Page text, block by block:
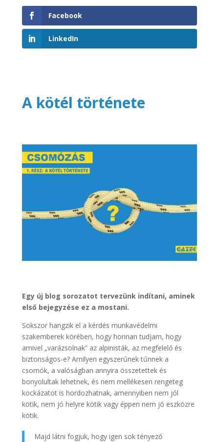
Facebook
LinkedIn
A kötél története
Egy új blog sorozatot tervezünk indítani, aminek
első bejegyzése ez a mostani.
Sokszor hangzik el a kérdés munkavédelmi
szakemberek körében, hogy honnan tudjam, hogy
amivel „varázsolnak” az alpinisták, az megfelelő és
biztonságos-e? Amilyen egyszerűnek tűnnek a
csomók, a valóságban annyira összetettek és
bonyolultak lehetnek, és nem mellékesen rengeteg
kockázatot is hordozhatnak, amennyiben nem jól
kötik, nem jó helyre kötik vagy éppen nem jó eszközre
kötik.
Majd látni fogjuk, hogy igen sok tényező